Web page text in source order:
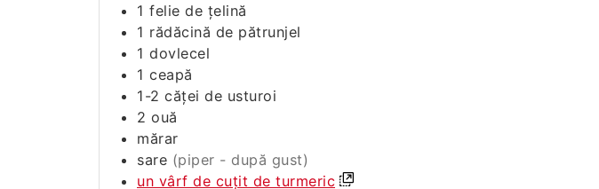
1 felie de ţelină
1 rădăcină de pătrunjel
1 dovlecel
1 ceapă
1-2 căţei de usturoi
2 ouă
mărar
sare (piper - după gust)
un vârf de cuţit de turmeric